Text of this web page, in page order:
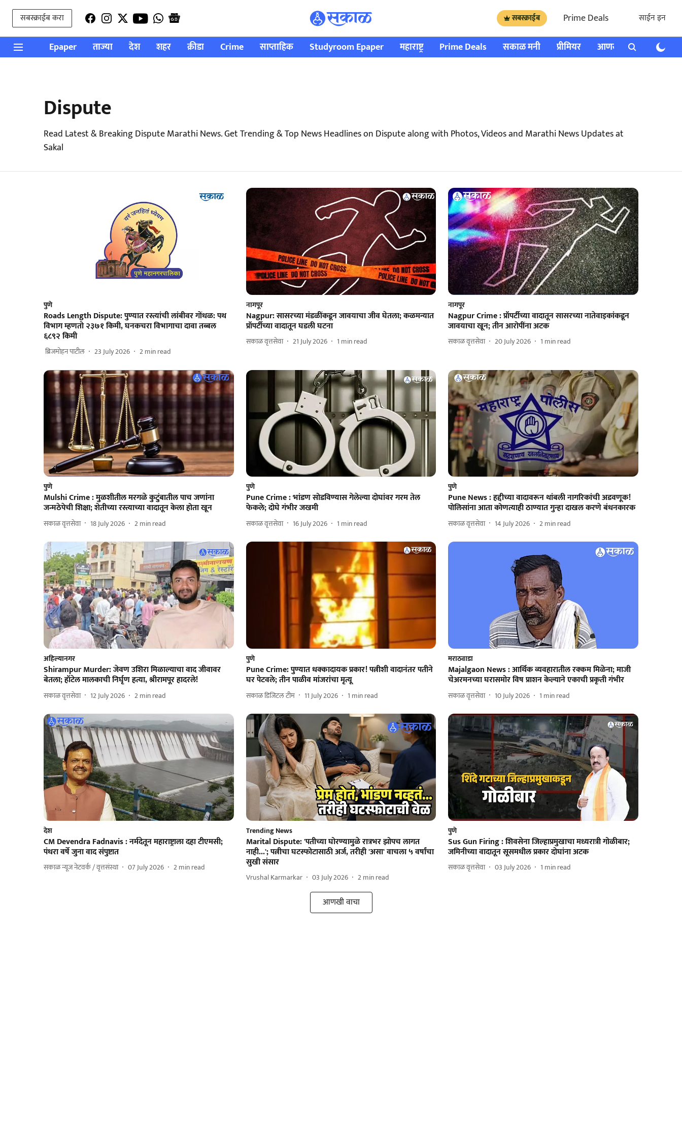
सबस्क्राईब करा सबस्क्राईब Prime Deals साईन इन
Epaper ताज्या देश शहर क्रीडा Crime साप्ताहिक Studyroom Epaper महाराष्ट्र Prime Deals सकाळ मनी प्रीमियर आणखी राशी भविष्य
Dispute
Read Latest & Breaking Dispute Marathi News. Get Trending & Top News Headlines on Dispute along with Photos, Videos and Marathi News Updates at
Sakal
पुणे
Roads Length Dispute: पुण्यात रस्त्यांची लांबीवर गोंधळ: पथ
विभाग म्हणतो २३७१ किमी, घनकचरा विभागाचा दावा तब्बल
६८९२ किमी
​ ब्रिजमोहन पाटील 23 July 2026 2min read
नागपूर
Nagpur: सासरच्या मंडळींकडून जावयाचा जीव घेतला; कळमन्यात
प्रॉपर्टीच्या वादातून घडली घटना
सकाळ वृत्तसेवा 21 July 2026 1 min read
नागपूर
Nagpur Crime : प्रॉपर्टीच्या वादातून सासरच्या नातेवाइकांकडून
जावयाचा खून; तीन आरोपींना अटक
सकाळ वृत्तसेवा 20 July 2026 1 min read
पुणे
Mulshi Crime : मुळशीतील मरगळे कुटुंबातील पाच जणांना
जन्मठेपेची शिक्षा; शेतीच्या रस्त्याच्या वादातून केला होता खून
सकाळ वृत्तसेवा 18 July 2026 2min read
पुणे
Pune Crime : भांडण सोडविण्यास गेलेल्या दोघांवर गरम तेल
फेकले; दोघे गंभीर जखमी
सकाळ वृत्तसेवा 16 July 2026 1 min read
पुणे
Pune News : हद्दीच्या वादावरून थांबली नागरिकांची अडवणूक!
पोलिसांना आता कोणत्याही ठाण्यात गुन्हा दाखल करणे बंधनकारक
सकाळ वृत्तसेवा 14 July 2026 2min read
अहिल्यानगर
Shirampur Murder: जेवण उशिरा मिळाल्याचा वाद जीवावर
बेतला; हॉटेल मालकाची निर्घृण हत्या, श्रीरामपूर हादरले!
सकाळ वृत्तसेवा 12 July 2026 2min read
पुणे
Pune Crime: पुण्यात धक्कादायक प्रकार! पत्नीशी वादानंतर पतीने
घर पेटवले; तीन पाळीव मांजरांचा मृत्यू
सकाळ डिजिटल टीम 11 July 2026 1 min read
मराठवाडा
Majalgaon News : आर्थिक व्यवहारातील रक्कम मिळेना; माजी
चेअरमनच्या घरासमोर विष प्राशन केल्याने एकाची प्रकृती गंभीर
सकाळ वृत्तसेवा 10 July 2026 1 min read
देश
CM Devendra Fadnavis : नर्मदेतून महाराष्ट्राला दहा टीएमसी;
पंधरा वर्षे जुना वाद संपुष्टात
सकाळ न्यूज नेटवर्क / वृत्तसंस्था 07 July 2026 2min read
Trending News
Marital Dispute: 'पतीच्या घोरण्यामुळे रात्रभर झोपच लागत
नाही...'; पत्नीचा घटस्फोटासाठी अर्ज, तरीही 'असा' वाचला ५ वर्षांचा
सुखी संसार
Vrushal Karmarkar 03 July 2026 2min read
पुणे
Sus Gun Firing : शिवसेना जिल्हाप्रमुखाचा मध्यरात्री गोळीबार;
जमिनीच्या वादातून सूसमधील प्रकार दोघांना अटक
सकाळ वृत्तसेवा 03 July 2026 1 min read
आणखी वाचा